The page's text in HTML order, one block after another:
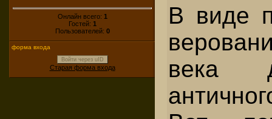
Онлайн всего: 1
Гостей: 1
Пользователей: 0
форма входа
Войти через uID
Старая форма входа
В виде
века